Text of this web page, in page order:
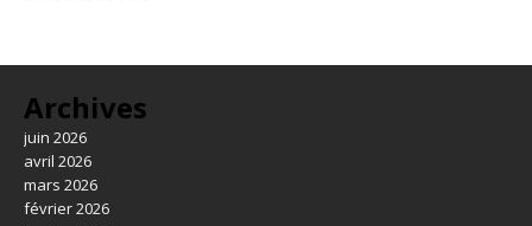
Archives
juin 2026
avril 2026
mars 2026
février 2026